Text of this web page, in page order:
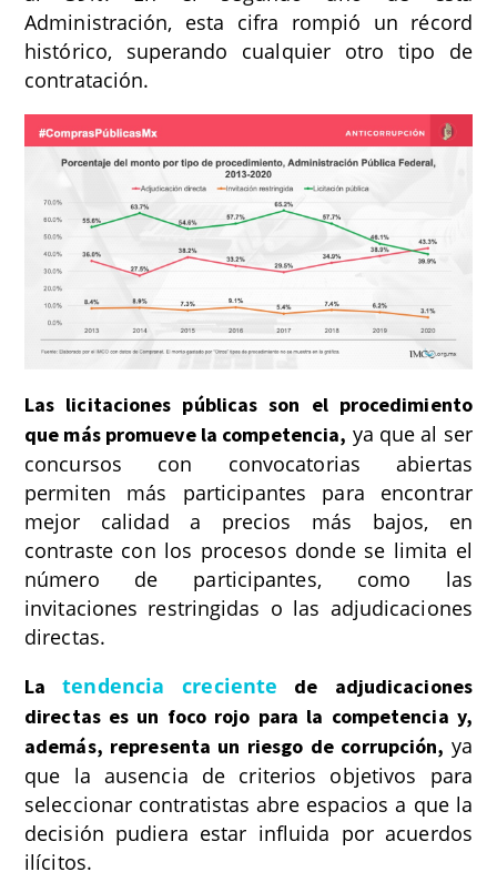
Administración, esta cifra rompió un récord
histórico, superando cualquier otro tipo de
contratación.
Las licitaciones públicas son el procedimiento
que más promueve la competencia, ya que al ser
concursos con convocatorias abiertas
permiten más participantes para encontrar
mejor calidad a precios más bajos, en
contraste con los procesos donde se limita el
número de participantes, como las
invitaciones restringidas o las adjudicaciones
directas.
Latendencia creciente de adjudicaciones
directas es un foco rojo para la competencia y,
además, representa un riesgo de corrupción, ya
que la ausencia de criterios objetivos para
seleccionar contratistas abre espacios a que la
decisión pudiera estar influida por acuerdos
ilícitos.